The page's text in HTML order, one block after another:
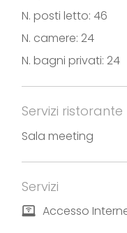
Fotografie e testi
N. posti letto: 46
N. camere: 24
N. bagni privati: 24
Servizi ristorante
Sala meeting
Servizi
Accesso